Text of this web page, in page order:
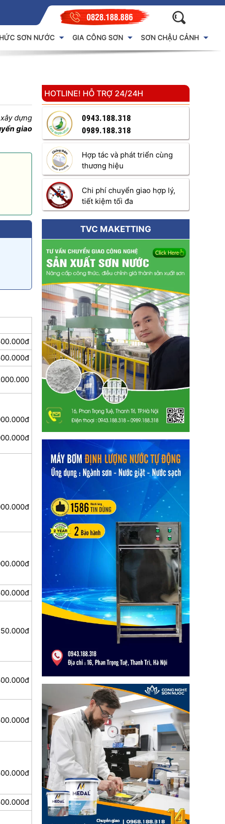
SƠN NƯỚC GIA CÔNG SƠN SƠN CHẬU CẢNH
dựng
giao
HOTLINE! HỖ TRỢ 24/24H
0943.188.318
0989.188.318
Hợp tác và phát triển cùng
thương hiệu
Chi phí chuyển giao hợp lý,
tiết kiệm tối đa
TVC MAKETTING